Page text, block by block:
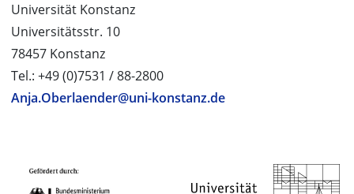
Universität Konstanz
Universitätsstr. 10
78457 Konstanz
Tel.: +49 (0)7531 / 88-2800
Anja.Oberlaender@uni-konstanz.de